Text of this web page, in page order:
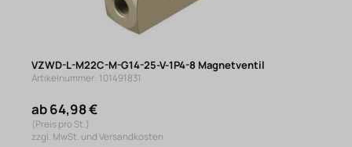
VZWD-L-M22C-M-G14-25-V-1P4-8 Magnetventil
Artikelnummer: 101491831
ab 64,98 €
(Preis pro St.)
zzgl. MwSt. und Versandkosten